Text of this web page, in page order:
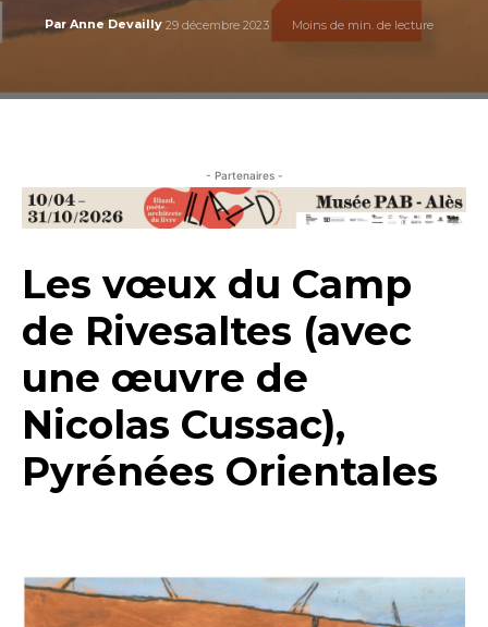
Par Anne Devailly 29 décembre 2023 Moins de min. de lecture
- Partenaires -
Les vœux du Camp
de Rivesaltes (avec
une œuvre de
Nicolas Cussac),
Pyrénées Orientales